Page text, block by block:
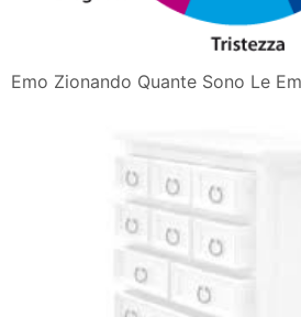
Emo Zionando Quante Sono Le